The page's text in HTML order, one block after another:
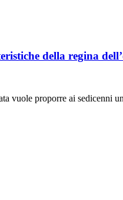
della regina
vuole proporre ai sedicenni